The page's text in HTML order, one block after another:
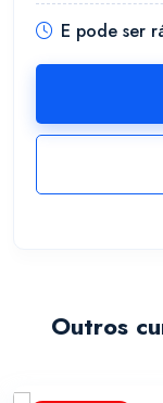
E pode ser
Outros